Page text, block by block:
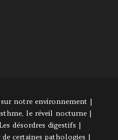
notre environnement
le réveil nocturne
Les désordres digestifs
certaines pathologies